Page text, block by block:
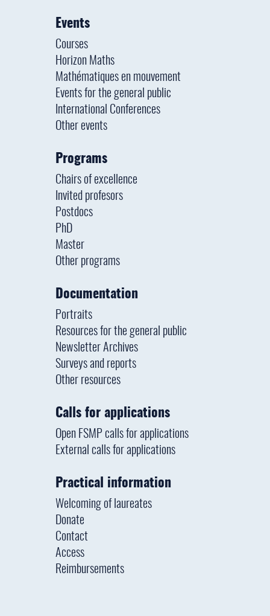
Events
Courses
Horizon Maths
Mathématiques en mouvement
Events for the general public
International Conferences
Other events
Programs
Chairs of excellence
Invited profesors
Postdocs
PhD
Master
Other programs
Documentation
Portraits
Resources for the general public
Newsletter Archives
Surveys and reports
Other resources
Calls for applications
Open FSMP calls for applications
External calls for applications
Practical information
Welcoming of laureates
Donate
Contact
Access
Reimbursements